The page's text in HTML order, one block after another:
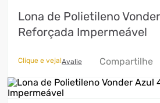
Lona de Polietileno
Reforçada Impermeável
Clique e veja!Avalie Compartilhe
2º
fogão
3º
freezer
4º
forno
5º
soprador
6 º
cervejeira